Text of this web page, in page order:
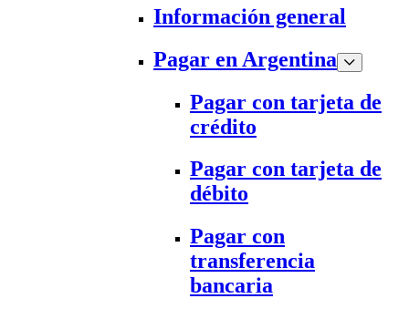
Información general
Pagar en Argentina
Pagar con tarjeta de
crédito
Pagar con tarjeta de
débito
Pagar con
transferencia
bancaria